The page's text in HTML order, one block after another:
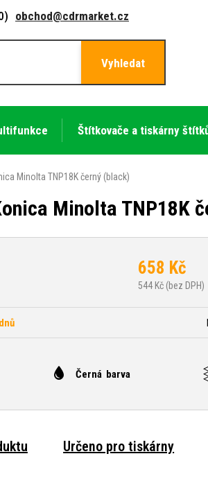
obchod@cdrmarket.cz
Vyhledat
Štítkovače a tiskárny
Minolta TNP18K černý (black)
Minolta TNP18K
658 Kč
544Kč (bez DPH)
Černá barva
Určeno pro tiskárny